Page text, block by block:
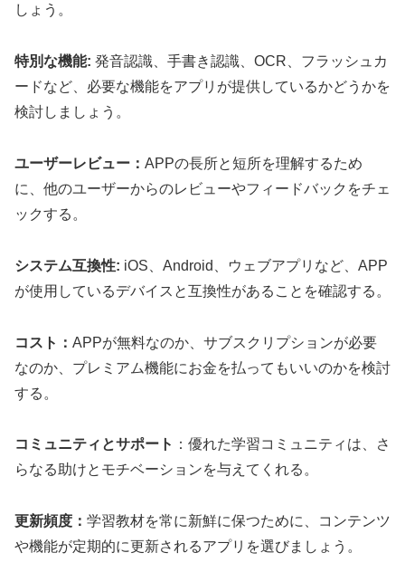
しょう。
特別な機能: 発音認識、手書き認識、OCR、フラッシュカ
ードなど、必要な機能をアプリが提供しているかどうかを
検討しましょう。
ユーザーレビュー： APPの長所と短所を理解するため
に、他のユーザーからのレビューやフィードバックをチェ
ックする。
システム互換性: iOS、Android、ウェブアプリなど、APP
が使用しているデバイスと互換性があることを確認する。
コスト： APPが無料なのか、サブスクリプションが必要
なのか、プレミアム機能にお金を払ってもいいのかを検討
する。
コミュニティとサポート ：優れた学習コミュニティは、さ
らなる助けとモチベーションを与えてくれる。
更新頻度： 学習教材を常に新鮮に保つために、コンテンツ
や機能が定期的に更新されるアプリを選びましょう。